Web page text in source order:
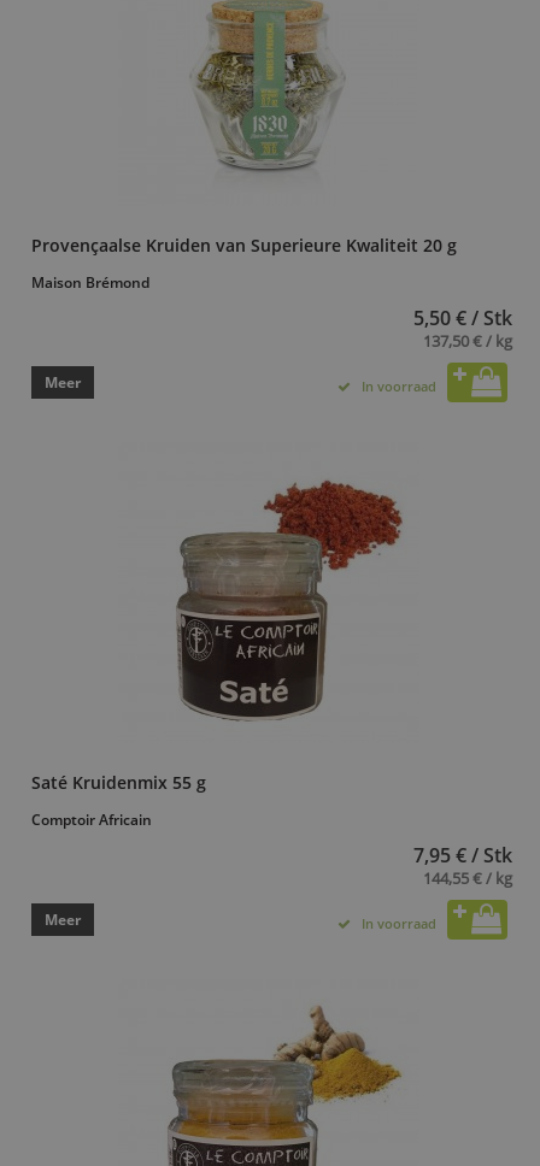
Provençaalse Kruiden van Superieure Kwaliteit 20 g
Maison Brémond
5,50 € / Stk
137,50 € / kg
Meer In voorraad
Saté Kruidenmix 55 g
Comptoir Africain
7,95 € / Stk
144,55 € / kg
Meer In voorraad